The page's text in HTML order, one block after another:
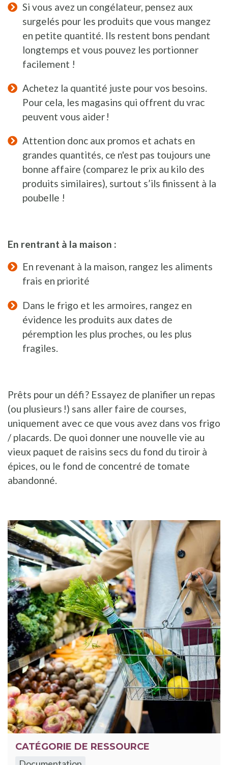
Si vous avez un congélateur, pensez aux
surgelés pour les produits que vous mangez
en petite quantité. Ils restent bons pendant
longtemps et vous pouvez les portionner
facilement !
Achetez la quantité juste pour vos besoins.
Pour cela, les magasins qui offrent du vrac
peuvent vous aider !
Attention donc aux promos et achats en
grandes quantités, ce n'est pas toujours une
bonne affaire (comparez le prix au kilo des
produits similaires), surtout s’ils finissent à la
poubelle !
En rentrant à la maison :
En revenant à la maison, rangez les aliments
frais en priorité
Dans le frigo et les armoires, rangez en
évidence les produits aux dates de
péremption les plus proches, ou les plus
fragiles.
Prêts pour un défi ? Essayez de planifier un repas
(ou plusieurs !) sans aller faire de courses,
uniquement avec ce que vous avez dans vos frigo
/ placards. De quoi donner une nouvelle vie au
vieux paquet de raisins secs du fond du tiroir à
épices, ou le fond de concentré de tomate
abandonné.
CATÉGORIE DE RESSOURCE